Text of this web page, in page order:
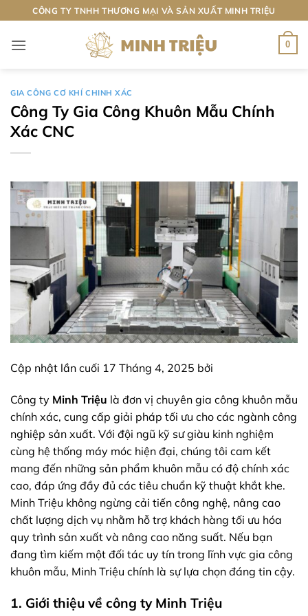
qua
nội
CÔNG TY TNHH THƯƠNG MẠI VÀ SẢN XUẤT MINH TRIỆU
0
GIA CÔNG CƠ KHÍ CHINH XÁC
Công Ty Gia Công Khuôn Mẫu Chính
Xác CNC
Cập nhật lần cuối 17 Tháng 4, 2025 bởi
Công ty Minh Triệu là đơn vị chuyên gia công khuôn mẫu
chính xác, cung cấp giải pháp tối ưu cho các ngành công
nghiệp sản xuất. Với đội ngũ kỹ sư giàu kinh nghiệm
cùng hệ thống máy móc hiện đại, chúng tôi cam kết
mang đến những sản phẩm khuôn mẫu có độ chính xác
cao, đáp ứng đầy đủ các tiêu chuẩn kỹ thuật khắt khe.
Minh Triệu không ngừng cải tiến công nghệ, nâng cao
chất lượng dịch vụ nhằm hỗ trợ khách hàng tối ưu hóa
quy trình sản xuất và nâng cao năng suất. Nếu bạn
đang tìm kiếm một đối tác uy tín trong lĩnh vực gia công
khuôn mẫu, Minh Triệu chính là sự lựa chọn đáng tin cậy.
1. Giới thiệu về công ty Minh Triệu